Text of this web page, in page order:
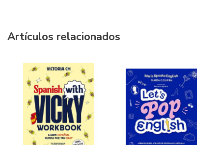
Artículos relacionados